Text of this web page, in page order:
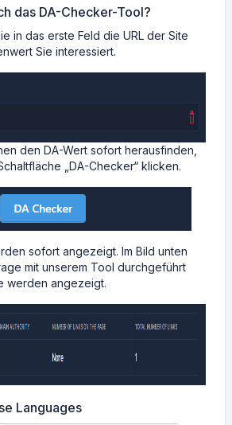
das DA-Checker-Tool?
in das erste Feld die URL der Site
Sie interessiert.
den DA-Wert sofort herausfinden,
„DA-Checker“ klicken.
sofort angezeigt. Im Bild unten
mit unserem Tool durchgeführt
werden angezeigt.
Languages